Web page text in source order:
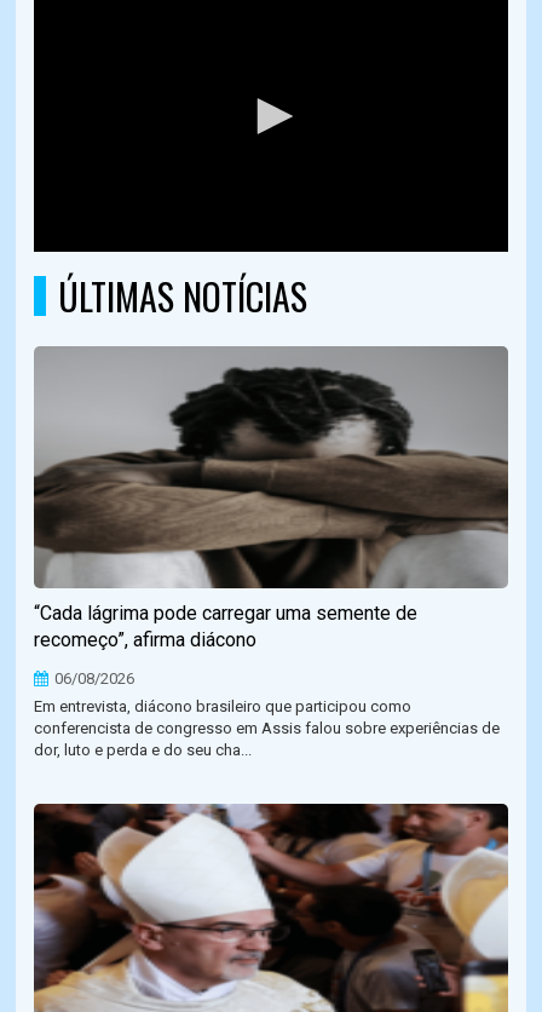
ÚLTIMAS NOTÍCIAS
“Cada lágrima pode carregar uma semente de
recomeço”, afirma diácono
06/08/2026
Em entrevista, diácono brasileiro que participou como
conferencista de congresso em Assis falou sobre experiências de
dor, luto e perda e do seu cha...